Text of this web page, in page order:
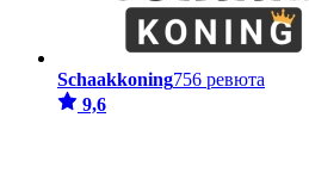
Schaakkoning756 ревюта
9,6